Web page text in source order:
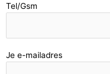
Tel/Gsm
Je e-mailadres